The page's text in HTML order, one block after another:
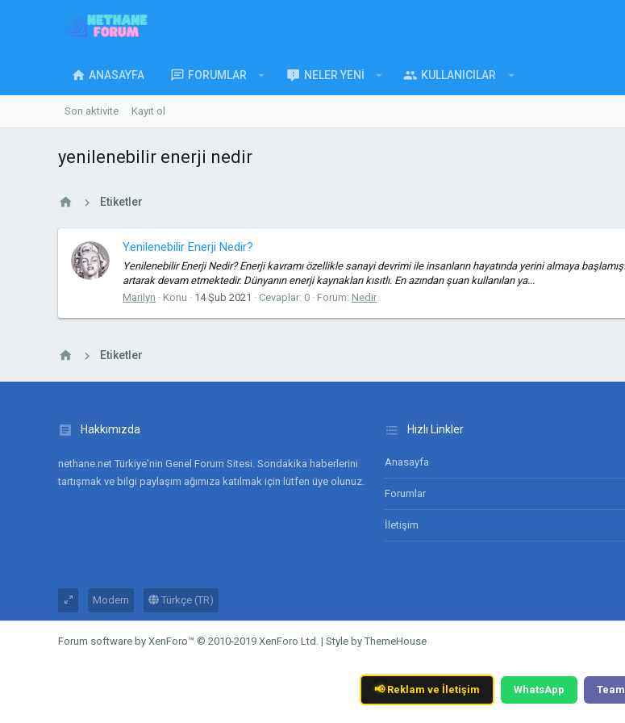
ANASAYFA FORUMLAR NELER YENI KULLANICILAR
Son aktivite Kayıt ol
yenilenebilir enerji nedir
Etiketler
Yenilenebilir Enerji Nedir?
Yenilenebilir Enerji Nedir? Enerji kavramı özellikle sanayi devrimi ile insanların hayatında yerini almaya
artarak devam etmektedir. Dünyanın enerji kaynakları kısıtlı. En azından şuan kullanılan ya...
Marilyn
Konu 14 Şub 2021 Cevaplar: 0 Forum: Nedir
Etiketler
Hakkımızda
nethane.net Türkiye'nin Genel Forum Sitesi. Sondakika haberlerini
tartışmak ve bilgi paylaşım ağımıza katılmak için lütfen üye olunuz.
Hızlı Linkler
Anasayfa
Forumlar
İletişim
Modern Türkçe (TR)
Forum software by XenForo™ © 2010-2019 XenForo Ltd. | Style by ThemeHouse
📢Reklam ve İletişim WhatsApp